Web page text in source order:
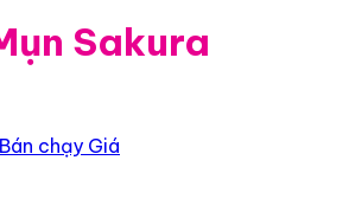
Sakura
Bán chạy Giá